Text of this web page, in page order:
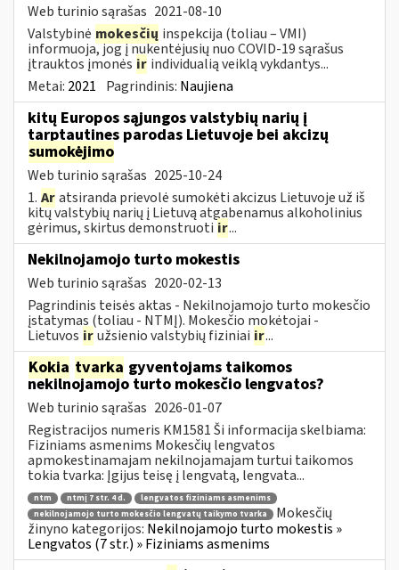
Web turinio sąrašas 2021-08-10
Valstybinė mokesčių inspekcija (toliau – VMI)
informuoja, jog į nukentėjusių nuo COVID-19 sąrašus
įtrauktos įmonės ir individualią veiklą vykdantys...
Metai: 2021 Pagrindinis: Naujiena
kitų Europos sąjungos valstybių narių į
tarptautines parodas Lietuvoje bei akcizų
sumokėjimo
Web turinio sąrašas 2025-10-24
1. Aratsiranda prievolė sumokėti akcizus Lietuvoje už iš
kitų valstybių narių į Lietuvą atgabenamus alkoholinius
gėrimus, skirtus demonstruoti ir...
Nekilnojamojo turto mokestis
Web turinio sąrašas 2020-02-13
Pagrindinis teisės aktas - Nekilnojamojo turto mokesčio
įstatymas (toliau - NTMĮ). Mokesčio mokėtojai -
Lietuvos iružsienio valstybių fiziniai ir...
Kokia tvarka gyventojams taikomos
nekilnojamojo turto mokesčio lengvatos?
Web turinio sąrašas 2026-01-07
Registracijos numeris KM1581 Ši informacija skelbiama:
Fiziniams asmenims Mokesčių lengvatos
apmokestinamajam nekilnojamajam turtui taikomos
tokia tvarka: Įgijus teisę į lengvatą, lengvata...
ntm ntmį 7 str. 4 d.
lengvatos fiziniams asmenims
nekilnojamojo turto mokesčio lengvatų taikymo tvarka
Mokesčių
žinyno kategorijos: Nekilnojamojo turto mokestis »
Lengvatos (7 str.) » Fiziniams asmenims